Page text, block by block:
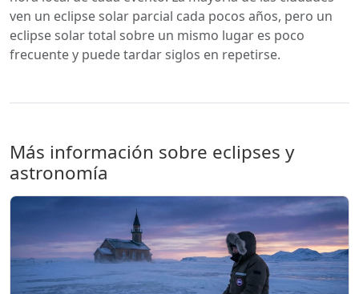
ven un eclipse solar parcial cada pocos años, pero un
eclipse solar total sobre un mismo lugar es poco
frecuente y puede tardar siglos en repetirse.
Más información sobre eclipses y
astronomía